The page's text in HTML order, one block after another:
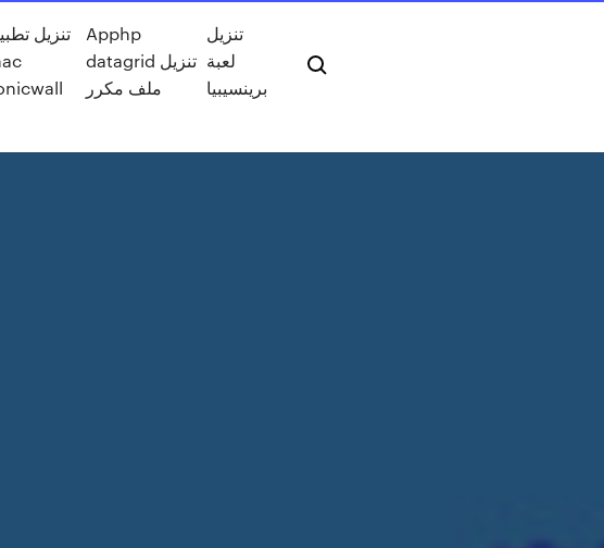
تنزيل
Apphp
datagrid تنزيل
ملف مكرر
تنزيل
لعبة
برينسيبيا